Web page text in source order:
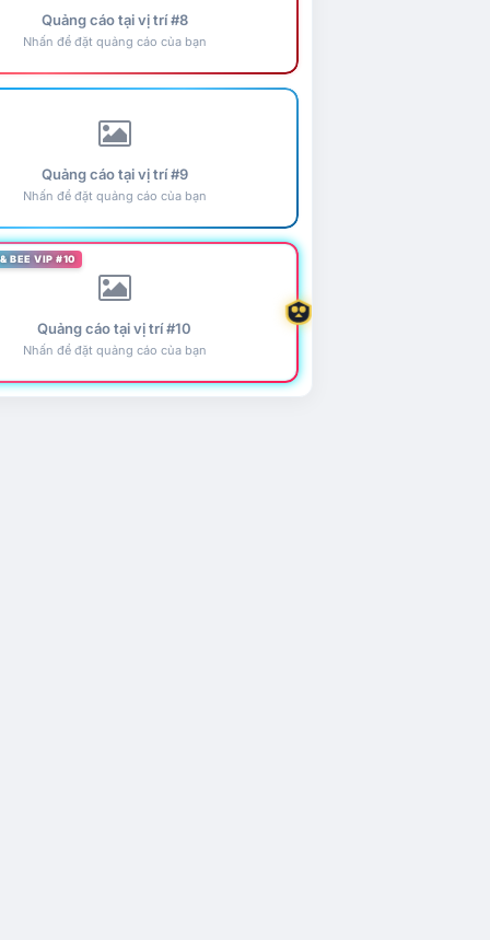
Quảng cáo tại vị trí #8
Nhấn để đặt quảng cáo của bạn
Quảng cáo tại vị trí #9
Nhấn để đặt quảng cáo của bạn
BEE VIP #10
Quảng cáo tại vị trí #10
Nhấn để đặt quảng cáo của bạn